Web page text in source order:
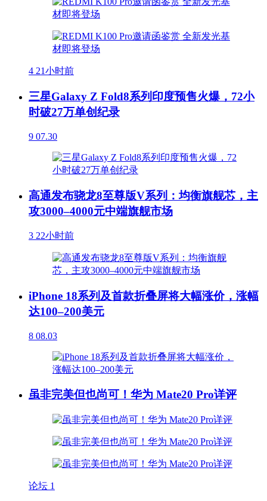
4 21小时前
三星Galaxy Z Fold8系列印度预售火爆，72小
时破27万单创纪录
9 07.30
高通发布骁龙8至尊版V系列：均衡旗舰芯，主
攻3000–4000元中端旗舰市场
3 22小时前
iPhone 18系列及首款折叠屏将大幅涨价，涨幅
达100–200美元
8 08.03
虽非完美但也尚可！华为 Mate20 Pro详评
论坛 1